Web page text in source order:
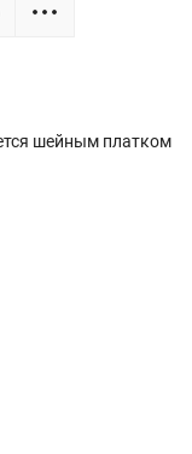
шейным платком